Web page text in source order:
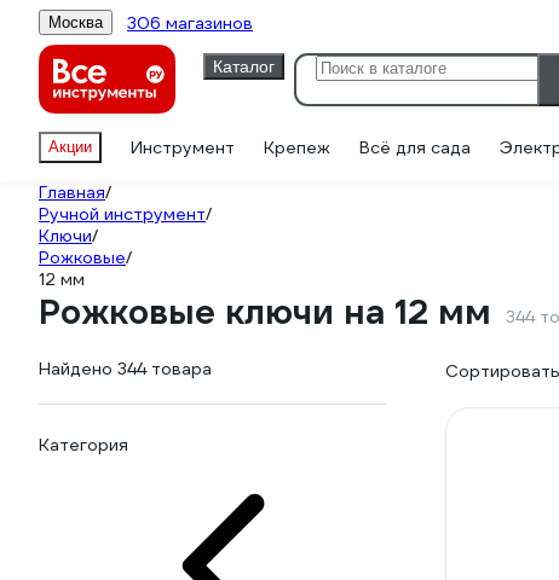
Москва 306 магазинов
Каталог
Акции Инструмент Крепеж Всё для сада
Главная/
Ручной инструмент/
Ключи/
Рожковые/
12 мм
Рожковые ключи на 12 мм 344
Найдено 344 товара
Категория